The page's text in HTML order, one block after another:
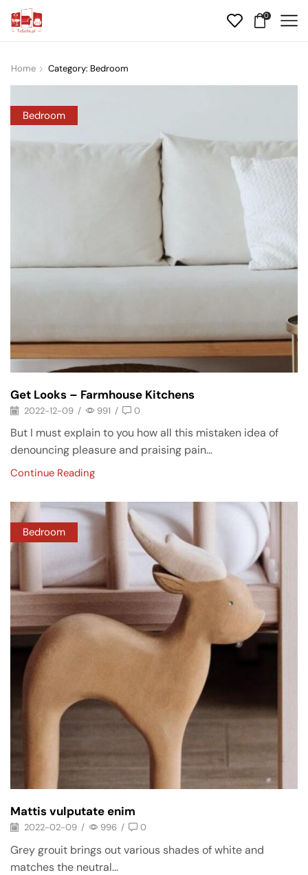
0
Home Category: Bedroom
Bedroom
Get Looks – Farmhouse Kitchens
2022-12-09 / 991 / 0
But I must explain to you how all this mistaken idea of
denouncing pleasure and praising pain...
Continue Reading
Bedroom
Mattis vulputate enim
2022-02-09 / 996 / 0
Grey grouit brings out various shades of white and
matches the neutral...